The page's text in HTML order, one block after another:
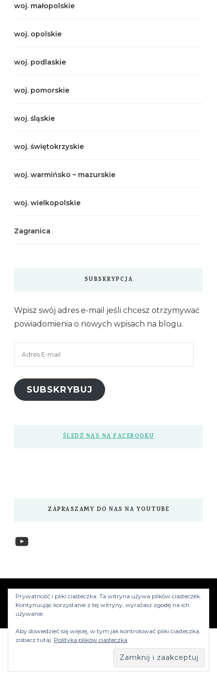
woj. małopolskie
woj. opolskie
woj. podlaskie
woj. pomorskie
woj. śląskie
woj. świętokrzyskie
woj. warmińsko – mazurskie
woj. wielkopolskie
Zagranica
SUBSKRYPCJA
Wpisz swój adres e-mail jeśli chcesz otrzymywać
powiadomienia o nowych wpisach na blogu.
SUBSKRYBUJ
ŚLEDŹ NAS NA FACEBOOKU
ZAPRASZAMY DO NAS NA YOUTUBE
YouTube
www.myzwiedzamy.pl Vilva | Stworzony przez
Blossom Themes.Silnik:WordPress
Prywatność i pliki ciasteczka: Ta witryna używa plików ciasteczek.
Kontynuując korzystanie z tej witryny, wyrażasz zgodę na ich
używanie.
Aby dowiedzieć się więcej, w tym jak kontrolować pliki ciasteczka,
zobacz tutaj: Polityka plików ciasteczka